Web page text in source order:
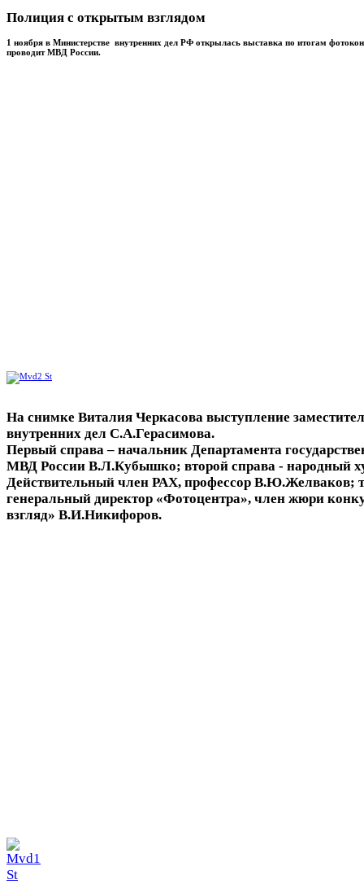
Полиция с открытым взглядом
1 ноября в Министерстве внутренних дел РФ открылась выставка по итогам
проводит МВД России.
На снимке Виталия Черкасова выступление
внутренних дел С.А.Герасимова.
Первый справа – начальник Департамента
МВД России В.Л.Кубышко; второй справа - народный
Действительный член РАХ, профессор В.Ю.Желваков;
генеральный директор «Фотоцентра», член жюри
взгляд» В.И.Никифоров.